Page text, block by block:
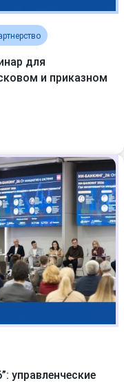
для
и приказном
управленческие